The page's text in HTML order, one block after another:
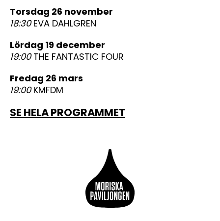
torsdag 26 november
18:30EVA DAHLGREN
lördag 19 december
19:00THE FANTASTIC FOUR
fredag 26 mars
19:00KMFDM
SE HELA PROGRAMMET